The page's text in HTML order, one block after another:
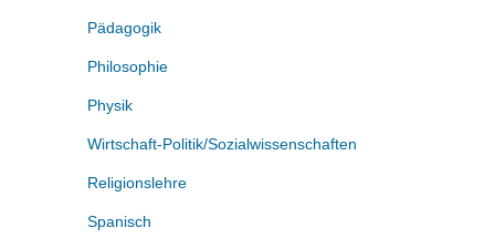
Pädagogik
Philosophie
Physik
Wirtschaft-Politik/Sozialwissenschaften
Religionslehre
Spanisch